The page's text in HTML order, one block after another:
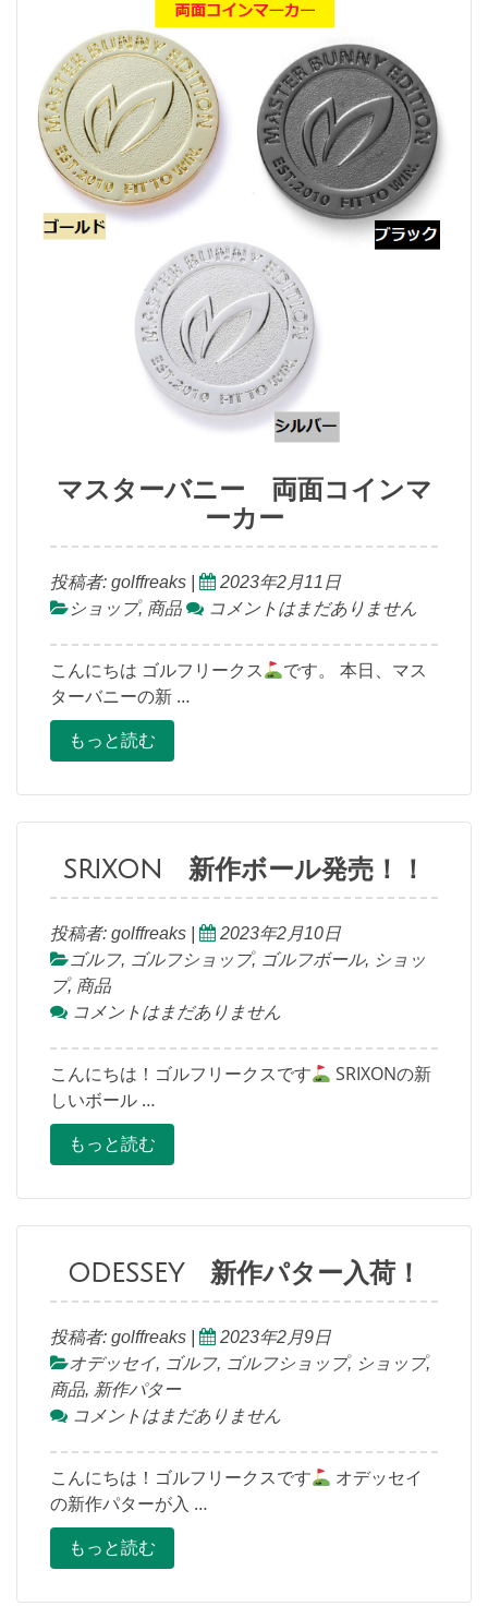
マスターバニー 両面コインマ
ーカー
投稿者: golffreaks
2023年2月11日
ショップ, 商品 コメントはまだありません
こんにちは ゴルフリークス
です。 本日、マス
ターバニーの新 …
もっと読む
SRIXON 新作ボール発売！！
投稿者: golffreaks
2023年2月10日
ゴルフ, ゴルフショップ, ゴルフボール, ショッ
プ, 商品
コメントはまだありません
こんにちは！ゴルフリークスです
SRIXONの新
しいボール …
もっと読む
ODESSEY 新作パター入荷！
投稿者: golffreaks
2023年2月9日
オデッセイ, ゴルフ, ゴルフショップ, ショップ,
商品, 新作パター
コメントはまだありません
こんにちは！ゴルフリークスです
オデッセイ
の新作パターが入 …
もっと読む